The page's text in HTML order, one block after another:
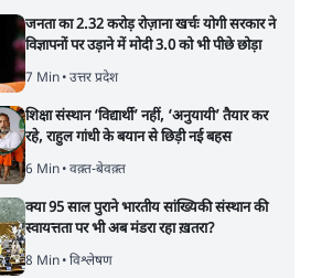
जनता का 2.32 करोड़ रोज़ाना खर्चः योगी सरकार ने
विज्ञापनों पर उड़ाने में मोदी 3.0 को भी पीछे छोड़ा
7 Min• उत्तर प्रदेश
शिक्षा संस्थान ‘विद्यार्थी’ नहीं, ‘अनुयायी’ तैयार कर
रहे, राहुल गांधी के बयान से छिड़ी नई बहस
6 Min• वक़्त-बेवक़्त
क्या 95 साल पुराने भारतीय सांख्यिकी संस्थान की
स्वायत्तता पर भी अब मंडरा रहा ख़तरा?
8 Min• विश्लेषण